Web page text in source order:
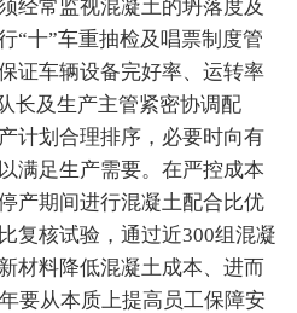
经常监视混凝土的坍落度及
“十”车重抽检及唱票制度管
证车辆设备完好率、运转率
长及生产主管紧密协调配
计划合理排序，必要时向有
满足生产需要。在严控成本
产期间进行混凝土配合比优
复核试验，通过近300组混凝
材料降低混凝土成本、进而
要从本质上提高员工保障安